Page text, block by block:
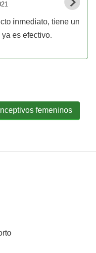
inmediato, tiene un
es efectivo.
femeninos